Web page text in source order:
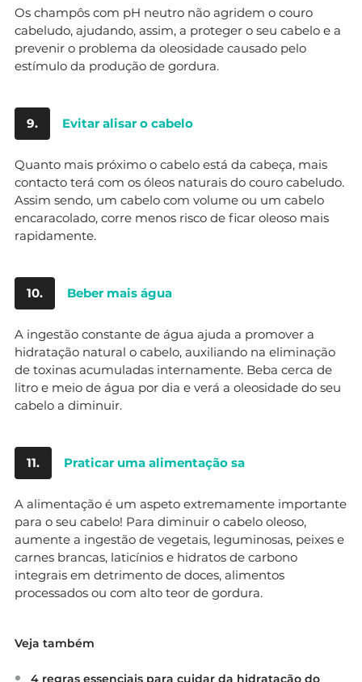
Os champôs com pH neutro não agridem o couro
cabeludo, ajudando, assim, a proteger o seu cabelo e a
prevenir o problema da oleosidade causado pelo
estímulo da produção de gordura.
9. Evitar alisar o cabelo
Quanto mais próximo o cabelo está da cabeça, mais
contacto terá com os óleos naturais do couro cabeludo.
Assim sendo, um cabelo com volume ou um cabelo
encaracolado, corre menos risco de ficar oleoso mais
rapidamente.
10. Beber mais água
A ingestão constante de água ajuda a promover a
hidratação natural o cabelo, auxiliando na eliminação
de toxinas acumuladas internamente. Beba cerca de
litro e meio de água por dia e verá a oleosidade do seu
cabelo a diminuir.
11. Praticar uma alimentação sa
A alimentação é um aspeto extremamente importante
para o seu cabelo! Para diminuir o cabelo oleoso,
aumente a ingestão de vegetais, leguminosas, peixes e
carnes brancas, laticínios e hidratos de carbono
integrais em detrimento de doces, alimentos
processados ou com alto teor de gordura.
Veja também